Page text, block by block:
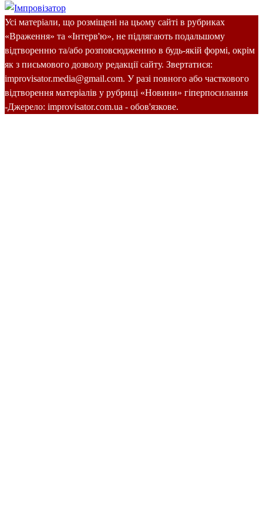
Усі матеріали, що розміщені на цьому сайті в рубриках
«Враження» та «Інтерв'ю», не підлягають подальшому
відтворенню та/або розповсюдженню в будь-якій формі, окрім
як з письмового дозволу редакції сайту. Звертатися:
improvisator.media@gmail.com. У разі повного або часткового
відтворення матеріалів у рубриці «Новини» гіперпосилання
-Джерело: improvisator.com.ua - обов'язкове.